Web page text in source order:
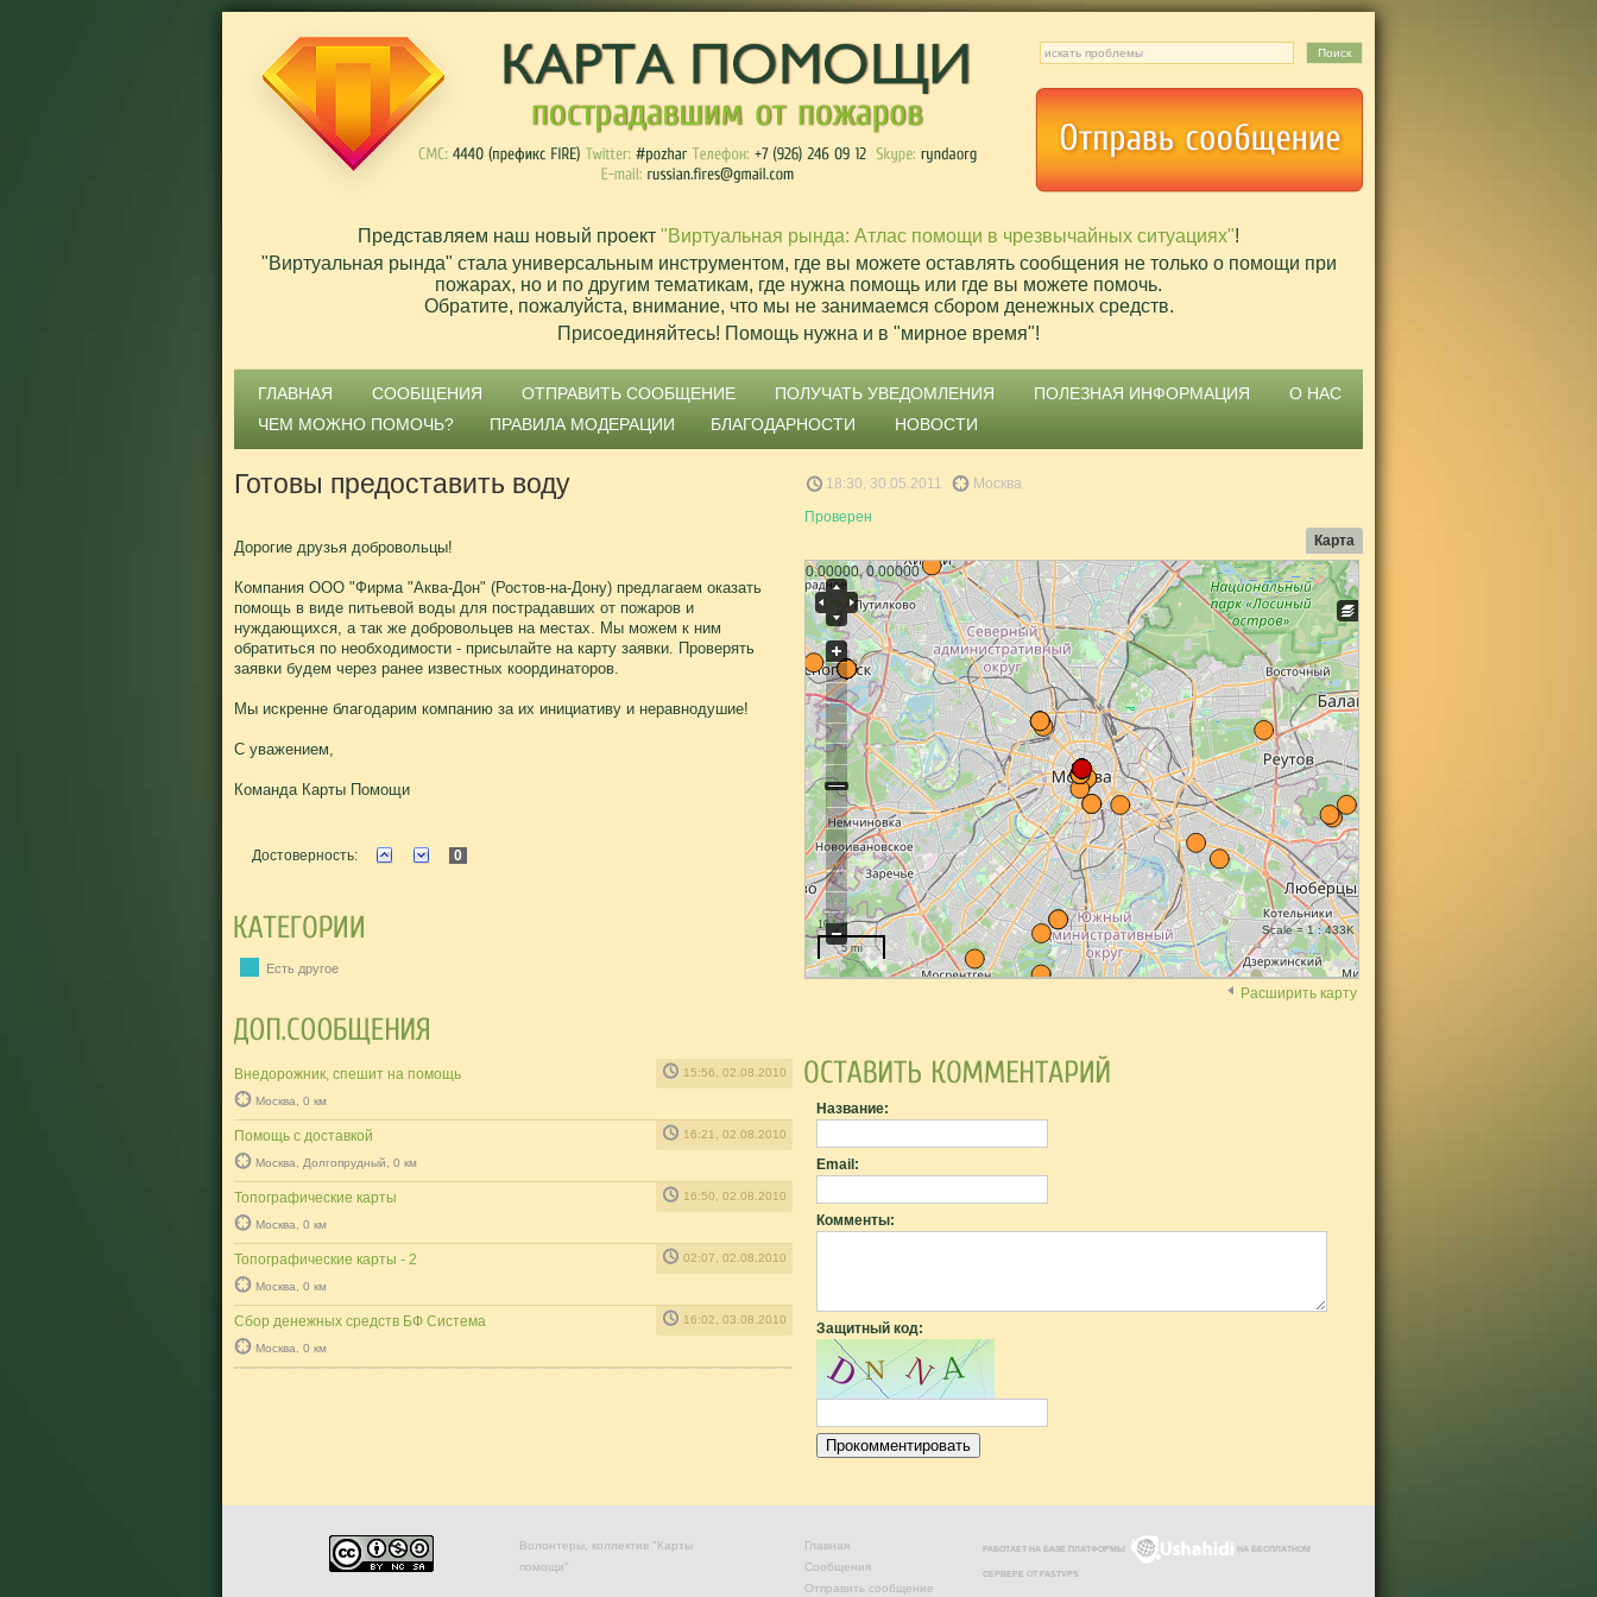
Представляем наш новый проект "Виртуальная рында: Атлас помощи в чрезвычайных ситуациях"!
"Виртуальная рында" стала универсальным инструментом, где вы можете оставлять сообщения не только о помощи при
пожарах, но и по другим тематикам, где нужна помощь или где вы можете помочь.
Обратите, пожалуйста, внимание, что мы не занимаемся сбором денежных средств.
Присоединяйтесь! Помощь нужна и в "мирное время"!
ГЛАВНАЯ СООБЩЕНИЯ ОТПРАВИТЬ СООБЩЕНИЕ ПОЛУЧАТЬ УВЕДОМЛЕНИЯ ПОЛЕЗНАЯ ИНФОРМАЦИЯ
О НАС
ЧЕМ МОЖНО ПОМОЧЬ?
ПРАВИЛА МОДЕРАЦИИ БЛАГОДАРНОСТИ НОВОСТИ
Готовы предоставить воду
Дорогие друзья добровольцы!
Компания ООО "Фирма "Аква-Дон" (Ростов-на-Дону) предлагаем оказать
помощь в виде питьевой воды для пострадавших от пожаров и
нуждающихся, а так же добровольцев на местах. Мы можем к ним
обратиться по необходимости - присылайте на карту заявки. Проверять
заявки будем через ранее известных координаторов.
Мы искренне благодарим компанию за их инициативу и неравнодушие!
С уважением,
Команда Карты Помощи
Достоверность: 0
Есть другое
Внедорожник, спешит на помощь 15:56, 02.08.2010
Москва, 0 км
Помощь с доставкой 16:21, 02.08.2010
Москва, Долгопрудный, 0 км
Топографические карты 16:50, 02.08.2010
Москва, 0 км
Топографические карты - 2 02:07, 02.08.2010
Москва, 0 км
Сбор денежных средств БФ Система 16:02, 03.08.2010
Москва, 0 км
18:30, 30.05.2011
Москва
Проверен
Карта
0.00000, 0.00000
Scale = 1 : 433K
10 km
5 mi
Расширить карту
Название:
Email:
Комменты:
Защитный код:
Волонтеры, коллектив "Карты
помощи"
Главная
Сообщения
Отправить сообщение
РАБОТАЕТ НА БАЗЕ ПЛАТФОРМЫ НА БЕСПЛАТНОМ
СЕРВЕРЕ ОТ FASTVPS